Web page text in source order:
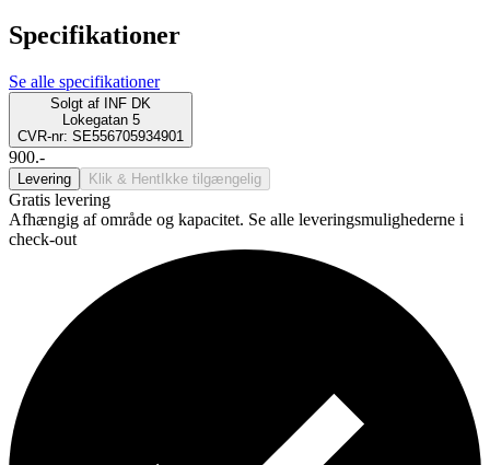
Specifikationer
Se alle specifikationer
Solgt af
INF DK
Lokegatan 5
CVR-nr: SE556705934901
900.-
Levering Klik & Hent Ikke tilgængelig
Gratis levering
Afhængig af område og kapacitet. Se alle leveringsmulighederne i
check-out